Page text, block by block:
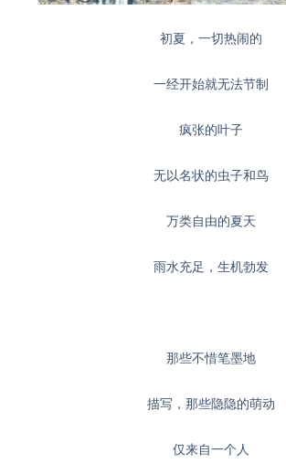
初夏，一切热闹的
一经开始就无法节制
疯张的叶子
无以名状的虫子和鸟
万类自由的夏天
雨水充足，生机勃发
那些不惜笔墨地
描写，那些隐隐的萌动
仅来自一个人